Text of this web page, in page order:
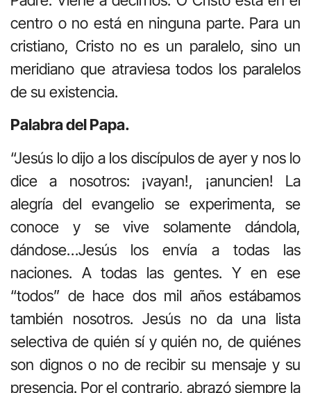
centro o no está en ninguna parte. Para un
cristiano, Cristo no es un paralelo, sino un
meridiano que atraviesa todos los paralelos
de su existencia.
Palabra del Papa.
“Jesús lo dijo a los discípulos de ayer y nos lo
dice a nosotros: ¡vayan!, ¡anuncien! La
alegría del evangelio se experimenta, se
conoce y se vive solamente dándola,
dándose…Jesús los envía a todas las
naciones. A todas las gentes. Y en ese
“todos” de hace dos mil años estábamos
también nosotros. Jesús no da una lista
selectiva de quién sí y quién no, de quiénes
son dignos o no de recibir su mensaje y su
presencia. Por el contrario, abrazó siempre la